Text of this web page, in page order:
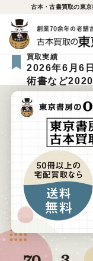
古本・古書買取の東
買取実績
2026年6月6
術書など